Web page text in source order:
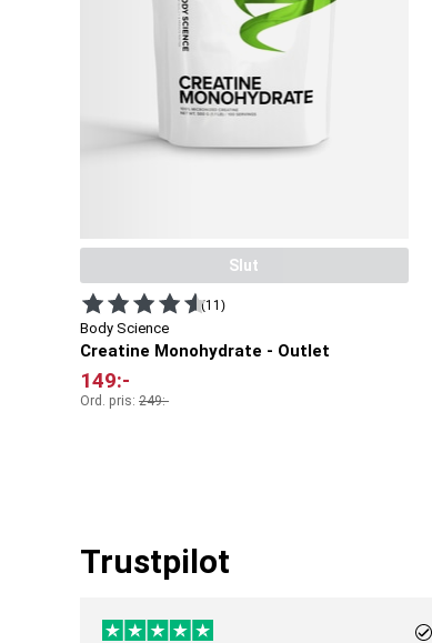
Slut
(11)
Body Science
Creatine Monohydrate - Outlet
149:-
Ord. pris: 249:-
Trustpilot